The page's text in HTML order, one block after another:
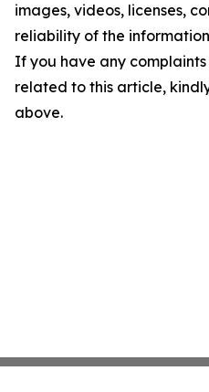
images, videos, licenses,
reliability of the
If you have any
related to this article,
above.